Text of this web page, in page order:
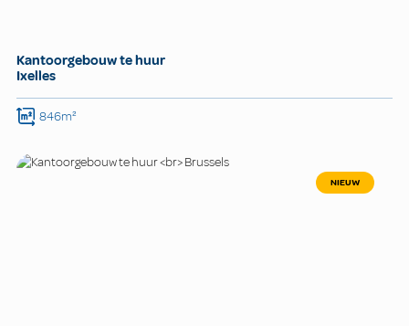
Kantoorgebouw te huur
Ixelles
846m²
NIEUW